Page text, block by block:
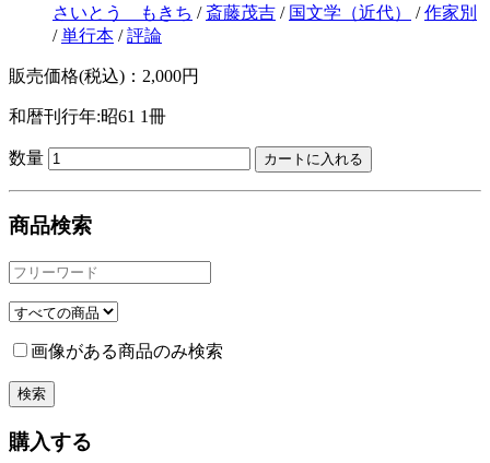
さいとう もきち / 斎藤茂吉 / 国文学（近代） /作家別
/単行本 /評論
販売価格(税込)：2,000円
和暦刊行年:昭61 1冊
数量
商品検索
画像がある商品のみ検索
購入する